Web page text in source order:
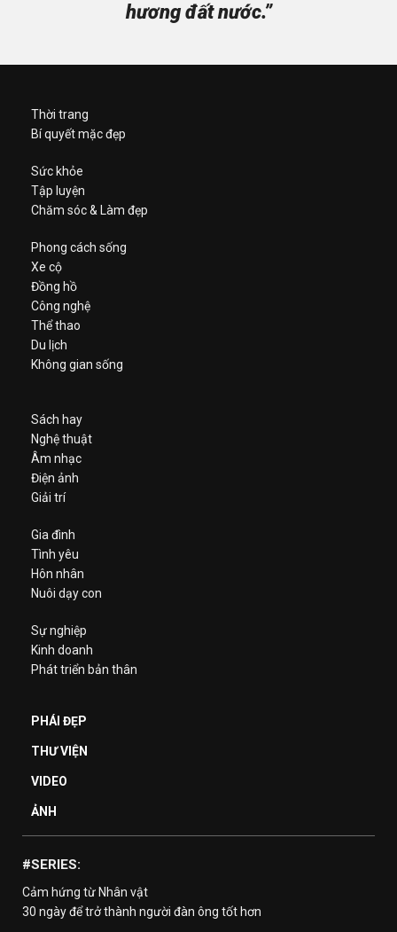
hương đất nước.”
Thời trang
Bí quyết mặc đẹp
Sức khỏe
Tập luyện
Chăm sóc & Làm đẹp
Phong cách sống
Xe cộ
Đồng hồ
Công nghệ
Thể thao
Du lịch
Không gian sống
Sách hay
Nghệ thuật
Âm nhạc
Điện ảnh
Giải trí
Gia đình
Tình yêu
Hôn nhân
Nuôi dạy con
Sự nghiệp
Kinh doanh
Phát triển bản thân
PHÁI ĐẸP
THƯ VIỆN
VIDEO
ẢNH
#SERIES:
Cảm hứng từ Nhân vật
30 ngày để trở thành người đàn ông tốt hơn